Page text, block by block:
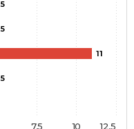
5
5
11
5
10
7,5 12,5